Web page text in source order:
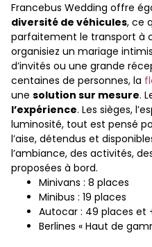
Francebus Wedding offre
diversité de véhicules, ce
parfaitement le transport à
organisiez un mariage
d’invités ou une grande
centaines de personnes, la
une solution sur mesure.
l’expérience. Les sièges,
luminosité, tout est pensé
l’aise, détendus et
l’ambiance, des activités,
proposées à bord.
Minivans : 8 places
Minibus : 19 places
Autocar : 49 places et
Berlines « Haut de